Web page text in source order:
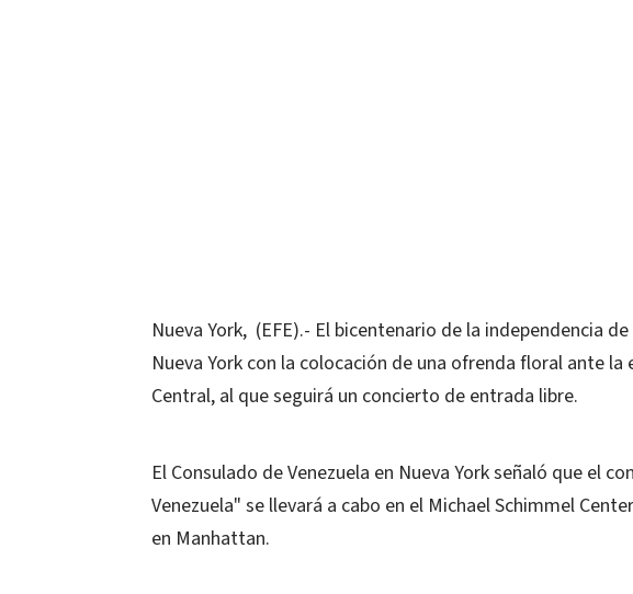
Nueva York, (EFE).- El bicentenario de la independencia
Nueva York con la colocación de una ofrenda floral ante
Central, al que seguirá un concierto de entrada libre.
El Consulado de Venezuela en Nueva York señaló que el
Venezuela" se llevará a cabo en el Michael Schimmel
en Manhattan.